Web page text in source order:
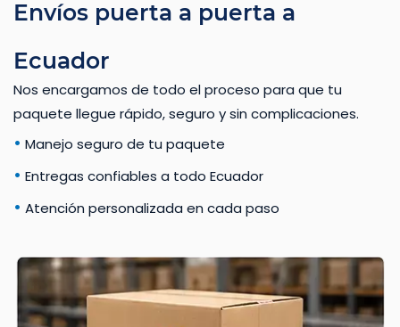
Envíos puerta a puerta a
Ecuador
Nos encargamos de todo el proceso para que tu
paquete llegue rápido, seguro y sin complicaciones.
• Manejo seguro de tu paquete
• Entregas confiables a todo Ecuador
• Atención personalizada en cada paso